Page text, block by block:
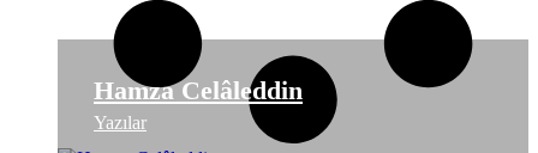
Hamza Celâleddin
Yazılar